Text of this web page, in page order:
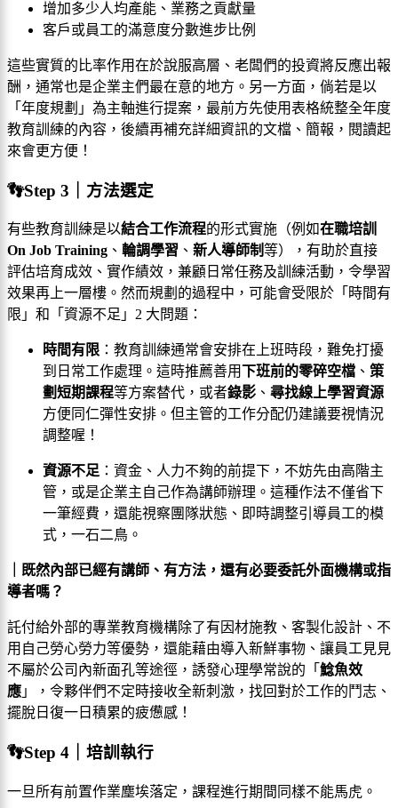
增加多少人均產能、業務之貢獻量
客戶或員工的滿意度分數進步比例
這些實質的比率作用在於說服高層、老闆們的投資將反應出報
酬，通常也是企業主們最在意的地方。另一方面，倘若是以
「年度規劃」為主軸進行提案，最前方先使用表格統整全年度
教育訓練的內容，後續再補充詳細資訊的文檔、簡報，閱讀起
來會更方便！
👣Step 3｜方法選定
有些教育訓練是以結合工作流程的形式實施（例如在職培訓
On Job Training 、 輪調學習 、 新人導師制等），有助於直接
評估培育成效、實作績效，兼顧日常任務及訓練活動，令學習
效果再上一層樓。然而規劃的過程中，可能會受限於「時間有
限」和「資源不足」2 大問題：
時間有限 ：教育訓練通常會安排在上班時段，難免打擾
到日常工作處理。這時推薦善用下班前的零碎空檔 、 策
劃短期課程等方案替代，或者錄影 、 尋找線上學習資源
方便同仁彈性安排。但主管的工作分配仍建議要視情況
調整喔！
資源不足：資金、人力不夠的前提下，不妨先由高階主
管，或是企業主自己作為講師辦理。這種作法不僅省下
一筆經費，還能視察團隊狀態、即時調整引導員工的模
式，一石二鳥。
｜既然內部已經有講師、有方法，還有必要委託外面機構或指
導者嗎？
託付給外部的專業教育機構除了有因材施教、客製化設計、不
用自己勞心勞力等優勢，還能藉由導入新鮮事物、讓員工見見
不屬於公司內新面孔等途徑，誘發心理學常說的「 鯰魚效
應 」，令夥伴們不定時接收全新刺激，找回對於工作的鬥志、
擺脫日復一日積累的疲憊感！
👣Step 4｜培訓執行
一旦所有前置作業塵埃落定，課程進行期間同樣不能馬虎。